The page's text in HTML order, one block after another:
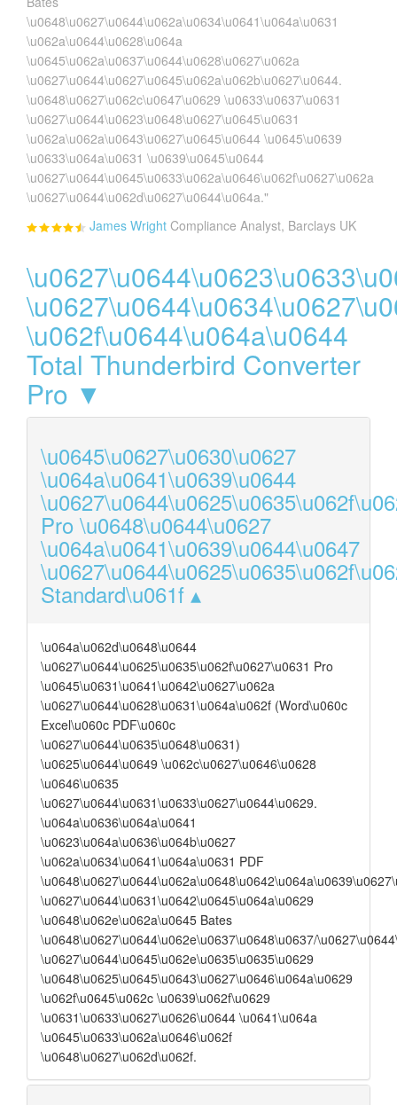
\u0648\u0627\u0644\u062a\u0634\u0641\u064a\u0631
\u062a\u0644\u0628\u064a
\u0645\u062a\u0637\u0644\u0628\u0627\u062a
\u0627\u0644\u0627\u0645\u062a\u062b\u0627\u0644.
\u0648\u0627\u062c\u0647\u0629 \u0633\u0637\u0631
\u0627\u0644\u0623\u0648\u0627\u0645\u0631
\u062a\u062a\u0643\u0627\u0645\u0644 \u0645\u0639
\u0633\u064a\u0631 \u0639\u0645\u0644
\u0627\u0644\u0645\u0633\u062a\u0646\u062f\u0627\u062a
\u0627\u0644\u062d\u0627\u0644\u064a."
James Wright Compliance Analyst, Barclays UK
\u062f\u0644\u064a\u0644
Total Thunderbird Converter
Pro ▼
\u0645\u0627\u0630\u0627
\u064a\u0641\u0639\u0644
Pro \u0648\u0644\u0627
\u064a\u0641\u0639\u0644\u0647
Standard\u061f
\u064a\u062d\u0648\u0644
\u0627\u0644\u0625\u0635\u062f\u0627\u0631 Pro
\u0645\u0631\u0641\u0642\u0627\u062a
\u0627\u0644\u0628\u0631\u064a\u062f (Word\u060c
Excel\u060c PDF\u060c
\u0627\u0644\u0635\u0648\u0631)
\u0625\u0644\u0649 \u062c\u0627\u0646\u0628
\u0646\u0635
\u0627\u0644\u0631\u0633\u0627\u0644\u0629.
\u064a\u0636\u064a\u0641
\u0623\u064a\u0636\u064b\u0627
\u062a\u0634\u0641\u064a\u0631 PDF
\u0627\u0644\u0631\u0642\u0645\u064a\u0629
\u0648\u062e\u062a\u0645 Bates
\u0648\u0627\u0644\u062e\u0637\u0648\u0637/
\u0627\u0644\u0645\u062e\u0635\u0635\u0629
\u0648\u0625\u0645\u0643\u0627\u0646\u064a\u0629
\u062f\u0645\u062c \u0639\u062f\u0629
\u0631\u0633\u0627\u0626\u0644 \u0641\u064a
\u0645\u0633\u062a\u0646\u062f
\u0648\u0627\u062d\u062f.